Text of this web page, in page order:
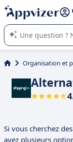
répondre (plusieurs
L'IA de Appvizer
logiciel SaaS en
Si vous cherchez
avez plusieurs